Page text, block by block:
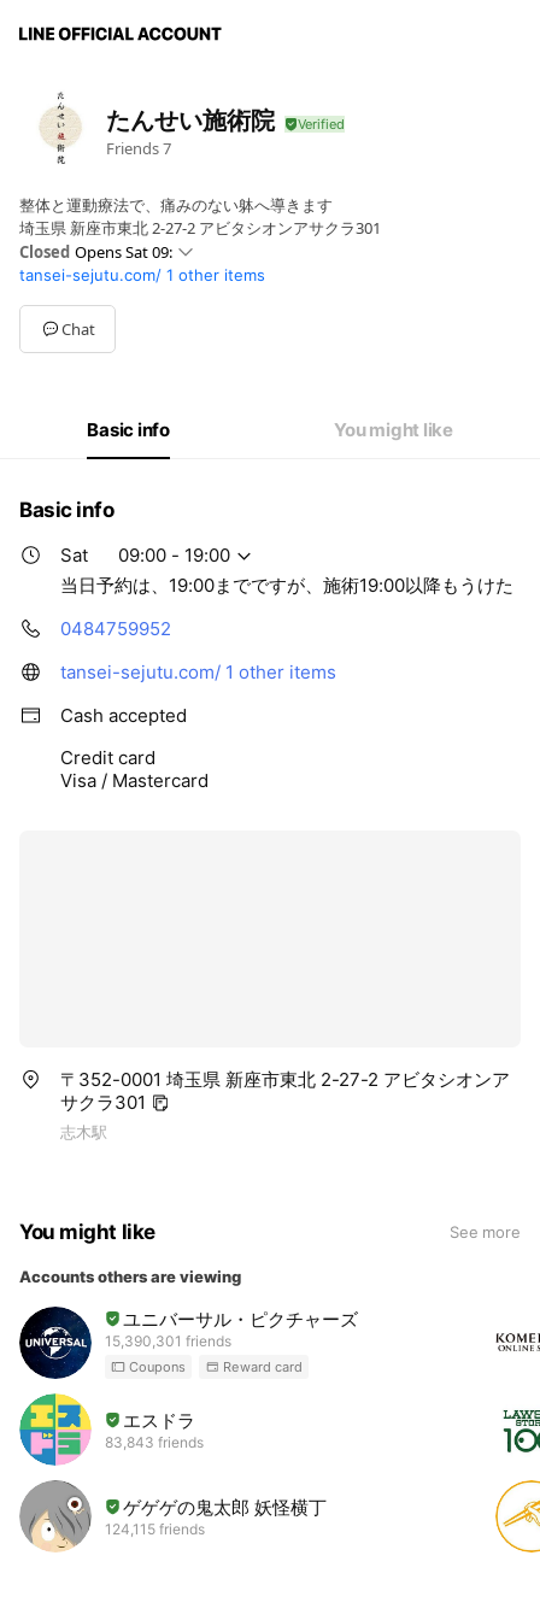
たんせい施術院
Friends7
整体と運動療法で、痛みのない躰へ導きます
埼玉県 新座市東北 2-27-2 アビタシオンアサクラ301
Closed Opens Sat 09:
Sun09: - 19:
Mon09: - 19:01
Tue09: - 19:
Wed09: - 19:
当日予約は、19:00までですが、施術19:00以降もうけた
tansei-sejutu.com/ 1 other items
Chat
Basic info You might like
Basic info
Sat
09:00 - 19:00
当日予約は、19:00までですが、施術19:00以降もうけた
0484759952
tansei-sejutu.com/ 1 other items
Cash accepted
Credit card
Visa / Mastercard
〒352-0001 埼玉県 新座市東北 2-27-2 アビタシオンア
サクラ301
志木駅
You might like See more
Accounts others are viewing
ユニバーサル・ピクチャーズ
15,390,301 friends
Coupons Reward card
エスドラ
83,843 friends
ゲゲゲの鬼太郎 妖怪横丁
124,115 friends